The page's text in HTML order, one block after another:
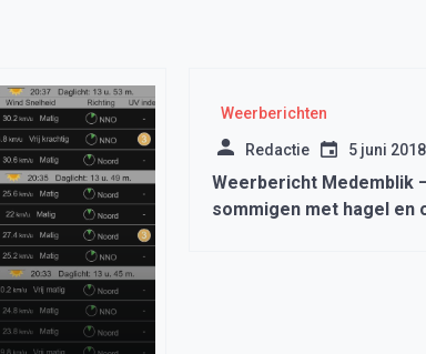
Weerberichten
Redactie 5 juni 2018
Weerbericht Medemblik
sommigen met hagel en